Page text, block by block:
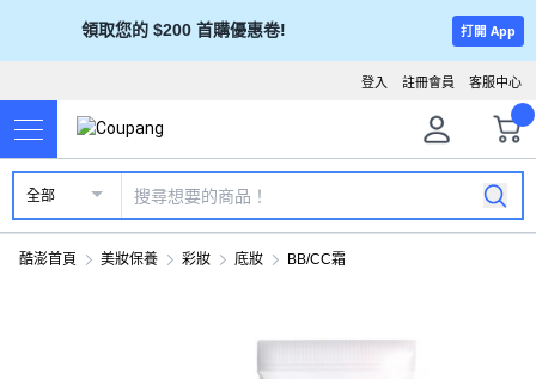
領取您的 $200 首購優惠卷! 打開 App
客服中心
註冊會員
登入
全部
酷澎首頁 美妝保養 彩妝 底妝 BB/CC霜